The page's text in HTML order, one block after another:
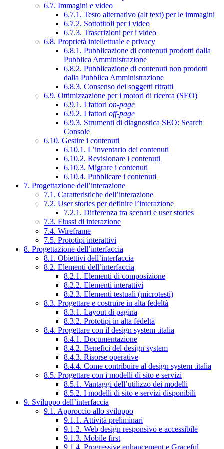
6.7. Immagini e video
6.7.1. Testo alternativo (alt text) per le immagini
6.7.2. Sottotitoli per i video
6.7.3. Trascrizioni per i video
6.8. Proprietà intellettuale e privacy
6.8.1. Pubblicazione di contenuti prodotti dalla
Pubblica Amministrazione
6.8.2. Pubblicazione di contenuti non prodotti
dalla Pubblica Amministrazione
6.8.3. Consenso dei soggetti ritratti
6.9. Ottimizzazione per i motori di ricerca (SEO)
6.9.1. I fattori on-page
6.9.2. I fattori off-page
6.9.3. Strumenti di diagnostica SEO: Search
Console
6.10. Gestire i contenuti
6.10.1. L’inventario dei contenuti
6.10.2. Revisionare i contenuti
6.10.3. Migrare i contenuti
6.10.4. Pubblicare i contenuti
7. Progettazione dell’interazione
7.1. Caratteristiche dell’interazione
7.2. User stories per definire l’interazione
7.2.1. Differenza tra scenari e user stories
7.3. Flussi di interazione
7.4. Wireframe
7.5. Prototipi interattivi
8. Progettazione dell’interfaccia
8.1. Obiettivi dell’interfaccia
8.2. Elementi dell’interfaccia
8.2.1. Elementi di composizione
8.2.2. Elementi interattivi
8.2.3. Elementi testuali (microtesti)
8.3. Progettare e costruire in alta fedeltà
8.3.1. Layout di pagina
8.3.2. Prototipi in alta fedeltà
8.4. Progettare con il design system .italia
8.4.1. Documentazione
8.4.2. Benefici del design system
8.4.3. Risorse operative
8.4.4. Come contribuire al design system .italia
8.5. Progettare con i modelli di sito e servizi
8.5.1. Vantaggi dell’utilizzo dei modelli
8.5.2. I modelli di sito e servizi disponibili
9. Sviluppo dell’interfaccia
9.1. Approccio allo sviluppo
9.1.1. Attività preliminari
9.1.2. Web design responsivo e accessibile
9.1.3. Mobile first
9.1.4. Progressive enhancement e Graceful